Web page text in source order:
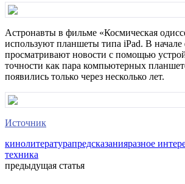
Астронавты в фильме «Космическая
используют планшеты типа iPad. В
просматривают новости с помощью
точности как пара компьютерных
появились только через несколько лет.
Источник
кинолитературапредсказанияразное
техника
предыдущая статья